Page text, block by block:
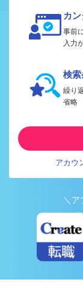
カ
事前
入力
検
繰り
省略
アカウ
＼ア